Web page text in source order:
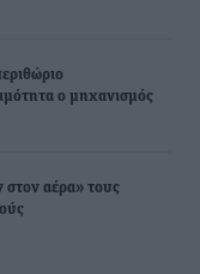
ο μηχανισμός
στον αέρα» τους